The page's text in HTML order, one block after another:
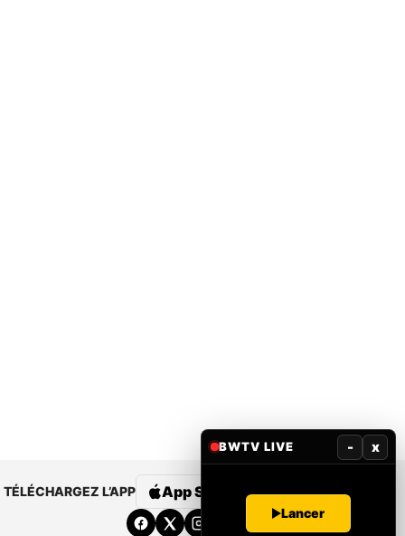
TÉLÉCHARGEZ L’APP App Store Google Play
BWTV LIVE - x
Lancer